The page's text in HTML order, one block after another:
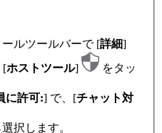
ルツールバーで [詳細]
[ホストツール]
をタッ
に許可:] で、[チャット対
択します。